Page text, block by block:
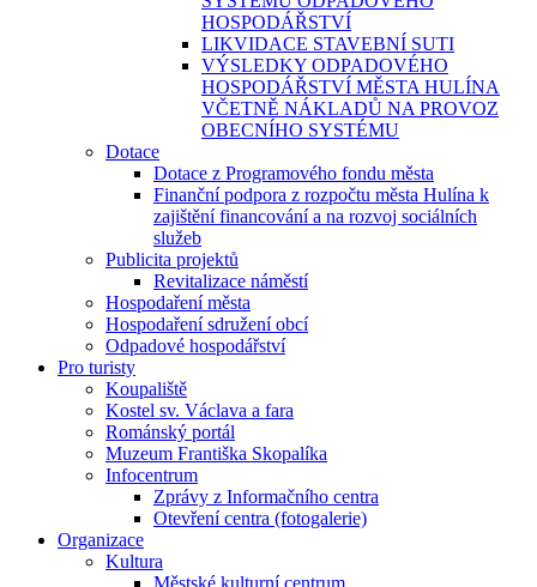
HOSPODÁŘSTVÍ
LIKVIDACE STAVEBNÍ SUTI
VÝSLEDKY ODPADOVÉHO
HOSPODÁŘSTVÍ MĚSTA HULÍNA
VČETNĚ NÁKLADŮ NA PROVOZ
OBECNÍHO SYSTÉMU
Dotace
Dotace z Programového fondu města
Finanční podpora z rozpočtu města Hulína k
zajištění financování a na rozvoj sociálních
služeb
Publicita projektů
Revitalizace náměstí
Hospodaření města
Hospodaření sdružení obcí
Odpadové hospodářství
Pro turisty
Koupaliště
Kostel sv. Václava a fara
Románský portál
Muzeum Františka Skopalíka
Infocentrum
Zprávy z Informačního centra
Otevření centra (fotogalerie)
Organizace
Kultura
Městské kulturní centrum